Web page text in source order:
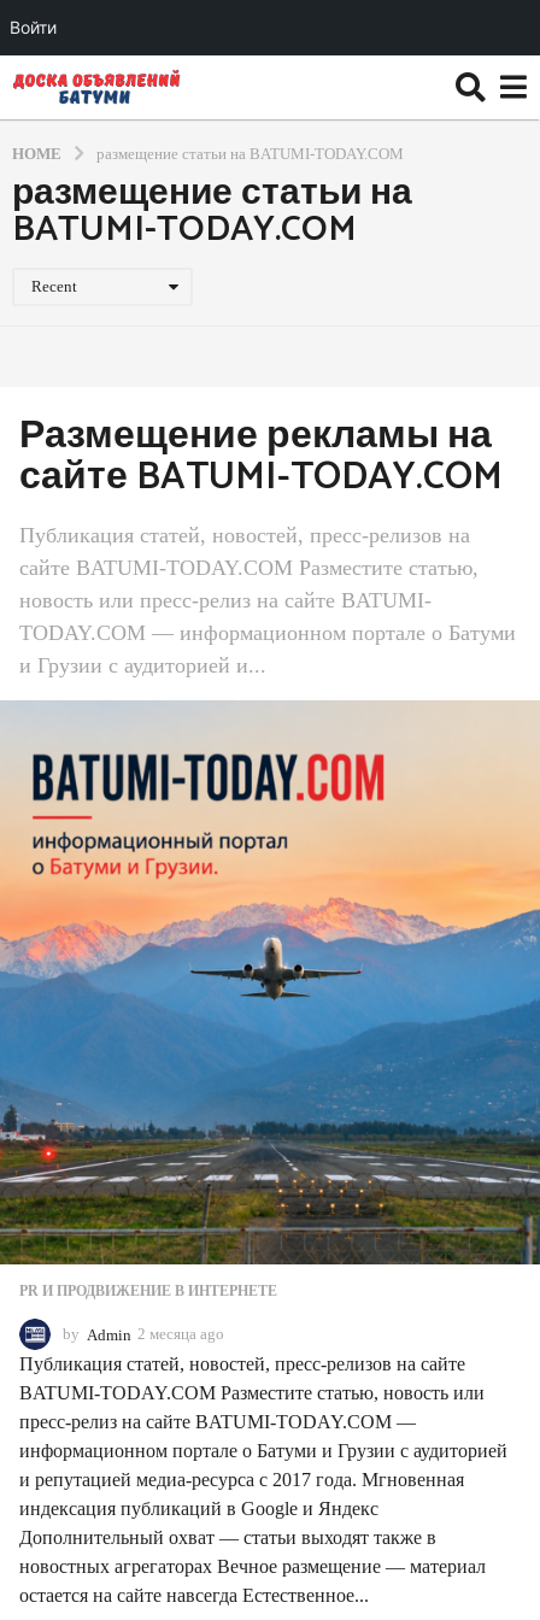
Войти
HOME размещение статьи на BATUMI-TODAY.COM
размещение статьи на
BATUMI-TODAY.COM
Recent
Размещение рекламы на
сайте BATUMI-TODAY.COM
Публикация статей, новостей, пресс-релизов на
сайте BATUMI-TODAY.COM Разместите статью,
новость или пресс-релиз на сайте BATUMI-
TODAY.COM — информационном портале о Батуми
и Грузии с аудиторией и...
PR И ПРОДВИЖЕНИЕ В ИНТЕРНЕТЕ
by Admin 2 месяца ago
м
с
я
ц
a
g
o
Публикация статей, новостей, пресс-релизов на сайте
BATUMI-TODAY.COM Разместите статью, новость или
пресс-релиз на сайте BATUMI-TODAY.COM —
информационном портале о Батуми и Грузии с аудиторией
и репутацией медиа-ресурса с 2017 года. Мгновенная
индексация публикаций в Google и Яндекс
Дополнительный охват — статьи выходят также в
новостных агрегаторах Вечное размещение — материал
остается на сайте навсегда Естественное...